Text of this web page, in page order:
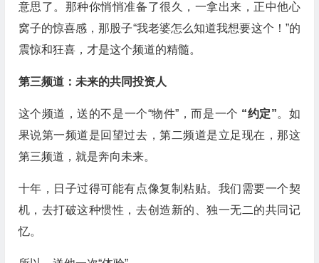
意思了。那种你悄悄准备了很久，一拿出来，正中他心
窝子的惊喜感，那股子“我老婆怎么知道我想要这个！”的
震惊和狂喜，才是这个频道的精髓。
第三频道：未来的共同投资人
这个频道，送的不是一个“物件”，而是一个 “约定”。如
果说第一频道是回望过去，第二频道是立足现在，那这
第三频道，就是奔向未来。
十年，日子过得可能有点像复制粘贴。我们需要一个契
机，去打破这种惯性，去创造新的、独一无二的共同记
忆。